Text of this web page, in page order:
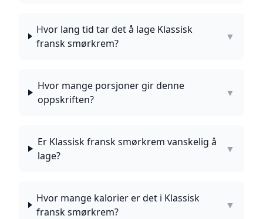
Hvor lang tid tar det å lage Klassisk
fransk smørkrem?
▼
Hvor mange porsjoner gir denne
oppskriften?
▼
Er Klassisk fransk smørkrem vanskelig å
lage?
▼
Hvor mange kalorier er det i Klassisk
fransk smørkrem?
▼